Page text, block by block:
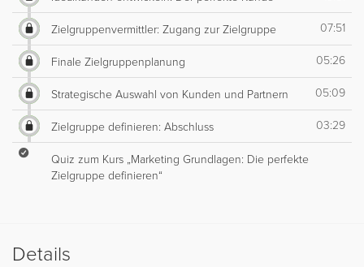
Zielgruppenvermittler: Zugang zur Zielgruppe 07:51
Finale Zielgruppenplanung 05:26
Strategische Auswahl von Kunden und Partnern 05:09
Zielgruppe definieren: Abschluss 03:29
Quiz zum Kurs „Marketing Grundlagen: Die perfekte
Zielgruppe definieren“
Details